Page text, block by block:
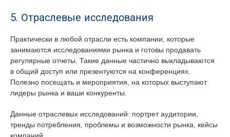
5. Отраслевые исследования
Практически в любой отрасли есть компании, которые
занимаются исследованиями рынка и готовы продавать
регулярные отчеты. Такие данные частично выкладываются
в общий доступ или презентуются на конференциях.
Полезно посещать и мероприятия, на которых выступают
лидеры рынка и ваши конкуренты.
Данные отраслевых исследований: портрет аудитории,
тренды потребления, проблемы и возможности рынка, кейсы
компаний.